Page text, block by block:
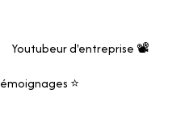
Youtubeur d'entreprise 📽️
⭐